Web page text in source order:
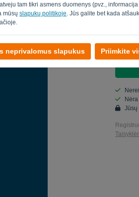
tam tikri asmens duomenys (pvz.,
mūsų slapukų politikoje . Jūs galite bet kada
neprivalomus slapukus Priimkite
Jūsų